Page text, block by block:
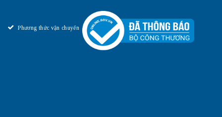
Phương thức vận chuyển